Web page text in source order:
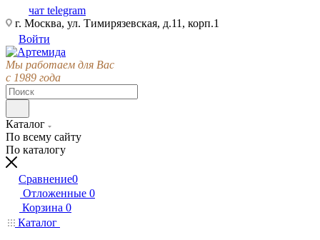
чат telegram
г. Москва, ул. Тимирязевская, д.11, корп.1
Войти
Мы работаем для Вас
с 1989 года
Каталог
По всему сайту
По каталогу
Сравнение0
Отложенные 0
Корзина 0
Каталог